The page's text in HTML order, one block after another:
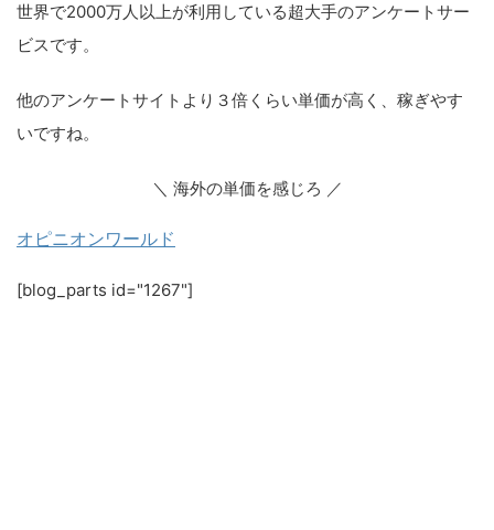
世界で2000万人以上が利用している超大手のアンケートサー
ビスです。
他のアンケートサイトより３倍くらい単価が高く、稼ぎやす
いですね。
＼ 海外の単価を感じろ ／
オピニオンワールド
[blog_parts id="1267"]